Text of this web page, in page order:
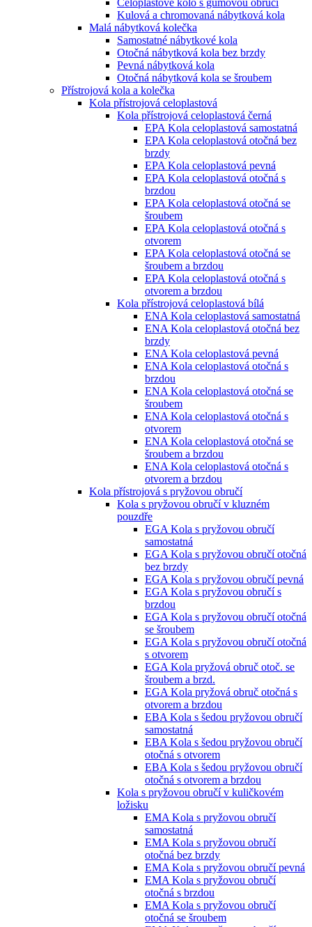
Celoplastové kolo s gumovou obručí
Kulová a chromovaná nábytková kola
Malá nábytková kolečka
Samostatné nábytkové kola
Otočná nábytková kola bez brzdy
Pevná nábytková kola
Otočná nábytková kola se šroubem
Přístrojová kola a kolečka
Kola přístrojová celoplastová
Kola přístrojová celoplastová černá
EPA Kola celoplastová samostatná
EPA Kola celoplastová otočná bez
brzdy
EPA Kola celoplastová pevná
EPA Kola celoplastová otočná s
brzdou
EPA Kola celoplastová otočná se
šroubem
EPA Kola celoplastová otočná s
otvorem
EPA Kola celoplastová otočná se
šroubem a brzdou
EPA Kola celoplastová otočná s
otvorem a brzdou
Kola přístrojová celoplastová bílá
ENA Kola celoplastová samostatná
ENA Kola celoplastová otočná bez
brzdy
ENA Kola celoplastová pevná
ENA Kola celoplastová otočná s
brzdou
ENA Kola celoplastová otočná se
šroubem
ENA Kola celoplastová otočná s
otvorem
ENA Kola celoplastová otočná se
šroubem a brzdou
ENA Kola celoplastová otočná s
otvorem a brzdou
Kola přístrojová s pryžovou obručí
Kola s pryžovou obručí v kluzném
pouzdře
EGA Kola s pryžovou obručí
samostatná
EGA Kola s pryžovou obručí otočná
bez brzdy
EGA Kola s pryžovou obručí pevná
EGA Kola s pryžovou obručí s
brzdou
EGA Kola s pryžovou obručí otočná
se šroubem
EGA Kola s pryžovou obručí otočná
s otvorem
EGA Kola pryžová obruč otoč. se
šroubem a brzd.
EGA Kola pryžová obruč otočná s
otvorem a brzdou
EBA Kola s šedou pryžovou obručí
samostatná
EBA Kola s šedou pryžovou obručí
otočná s otvorem
EBA Kola s šedou pryžovou obručí
otočná s otvorem a brzdou
Kola s pryžovou obručí v kuličkovém
ložisku
EMA Kola s pryžovou obručí
samostatná
EMA Kola s pryžovou obručí
otočná bez brzdy
EMA Kola s pryžovou obručí pevná
EMA Kola s pryžovou obručí
otočná s brzdou
EMA Kola s pryžovou obručí
otočná se šroubem